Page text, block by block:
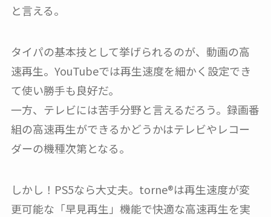
と言える。
タイパの基本技として挙げられるのが、動画の高
速再生。YouTubeでは再生速度を細かく設定でき
て使い勝手も良好だ。
一方、テレビには苦手分野と言えるだろう。録画番
組の高速再生ができるかどうかはテレビやレコー
ダーの機種次第となる。
しかし！PS5なら大丈夫。torne®︎は再生速度が変
更可能な「早見再生」機能で快適な高速再生を実